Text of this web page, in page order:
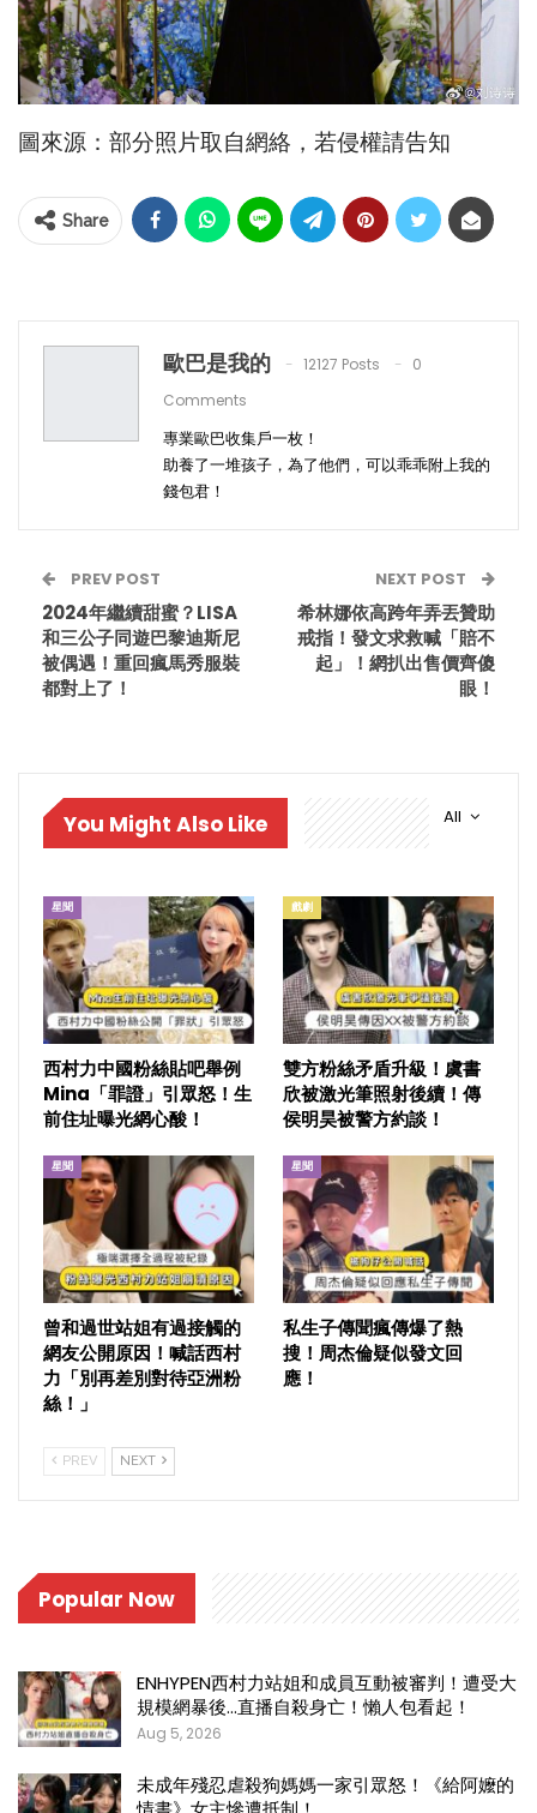
圖來源：部分照片取自網絡，若侵權請告知
Share
歐巴是我的 12127 Posts
0
Comments
專業歐巴收集戶一枚！
助養了一堆孩子，為了他們，可以乖乖附上我的
錢包君！
PREV POST
2024年繼續甜蜜？LISA
和三公子同遊巴黎迪斯尼
被偶遇！重回瘋馬秀服裝
都對上了！
NEXT POST
希林娜依高跨年弄丟贊助
戒指！發文求救喊「賠不
起」！網扒出售價齊傻
眼！
All
You Might Also Like
星聞
西村力中國粉絲貼吧舉例
Mina「罪證」引眾怒！生
前住址曝光網心酸！
戲劇
雙方粉絲矛盾升級！虞書
欣被激光筆照射後續！傳
侯明昊被警方約談！
星聞
曾和過世站姐有過接觸的
網友公開原因！喊話西村
力「別再差別對待亞洲粉
絲！」
星聞
私生子傳聞瘋傳爆了熱
搜！周杰倫疑似發文回
應！
PREV NEXT
Popular Now
ENHYPEN西村力站姐和成員互動被審判！遭受大
規模網暴後…直播自殺身亡！懶人包看起！
Aug 5, 2026
未成年殘忍虐殺狗媽媽一家引眾怒！《給阿嬤的